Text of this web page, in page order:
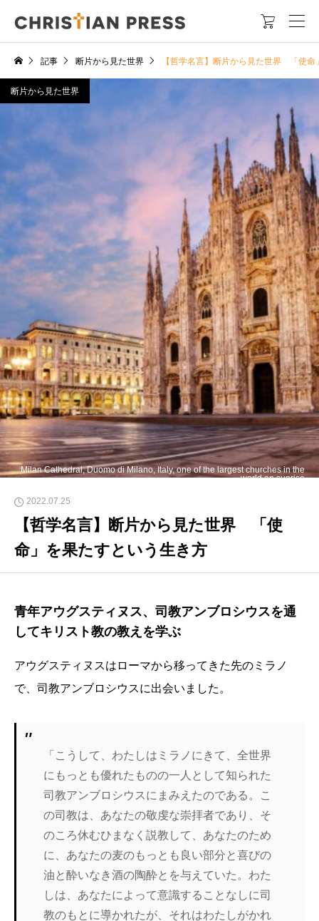

記事 断片から見た世界 【哲学名言】断片から見た世界 「使命
Milan Cathedral, Duomo di Milano, Italy, one of the largest churches in the
world on sunrise
断片から見た世界
2022.07.25
【哲学名言】断片から見た世界 「使
命」を果たすという生き方
青年アウグスティヌス、司教アンブロシウスを通
してキリスト教の教えを学ぶ
アウグスティヌスはローマから移ってきた先のミラノ
で、司教アンブロシウスに出会いました。
「こうして、わたしはミラノにきて、全世界
にもっとも優れたものの一人として知られた
司教アンブロシウスにまみえたのである。こ
の司教は、あなたの敬虔な崇拝者であり、そ
のころ休むひまなく説教して、あなたのため
に、あなたの麦のもっとも良い部分と喜びの
油と酔いなき酒の陶酔とを与えていた。わた
しは、あなたによって意識することなしに司
教のもとに導かれたが、それはわたしがかれ